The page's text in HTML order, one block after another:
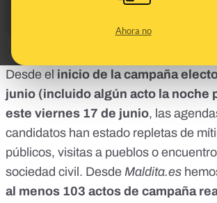
Ahora no
Desde el inicio de la campaña
junio (incluido algún acto la noche
este viernes 17 de junio, las
candidatos han estado repletas de
públicos, visitas a pueblos o
sociedad civil. Desde Maldita.es
al menos 103 actos de campaña